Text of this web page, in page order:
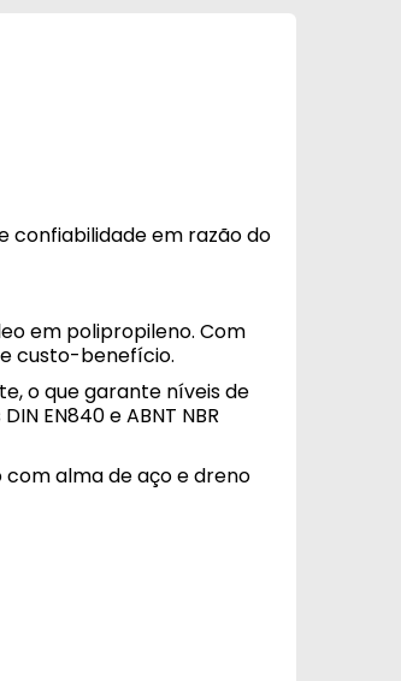
confiabilidade em razão do
em polipropileno. Com
custo-benefício.
o que garante níveis de
EN840 e ABNT NBR
alma de aço e dreno